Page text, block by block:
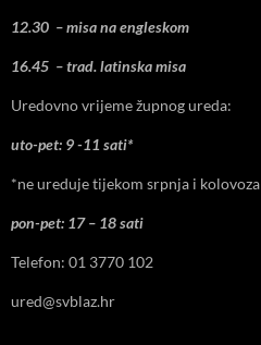
12.30 – misa na engleskom
16.45 – trad. latinska misa
Uredovno vrijeme župnog ureda:
uto-pet: 9 -11 sati*
*ne ureduje tijekom srpnja i kolovoza
pon-pet: 17 – 18 sati
Telefon: 01 3770 102
ured@svblaz.hr